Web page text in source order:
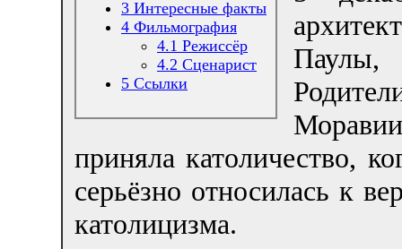
3 Интересные факты
4 Фильмография
4.1 Режиссёр
4.2 Сценарист
5 Ссылки
приняла католичество,
серьёзно относилась к
католицизма.